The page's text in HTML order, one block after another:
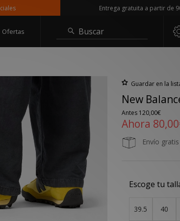
Entrega gratuita a partir de 90€
Ofertas Buscar
Guardar en la
New
Antes 120,00€
Ahora
Envío
Escoge tu
39.5 40